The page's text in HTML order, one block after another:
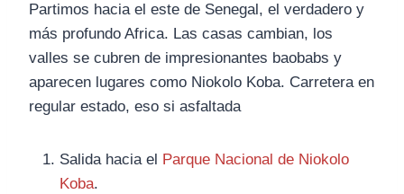
Partimos hacia el este de Senegal, el verdadero y
más profundo Africa. Las casas cambian, los
valles se cubren de impresionantes baobabs y
aparecen lugares como Niokolo Koba. Carretera en
regular estado, eso si asfaltada
Salida hacia el
Parque Nacional de Niokolo
Koba.